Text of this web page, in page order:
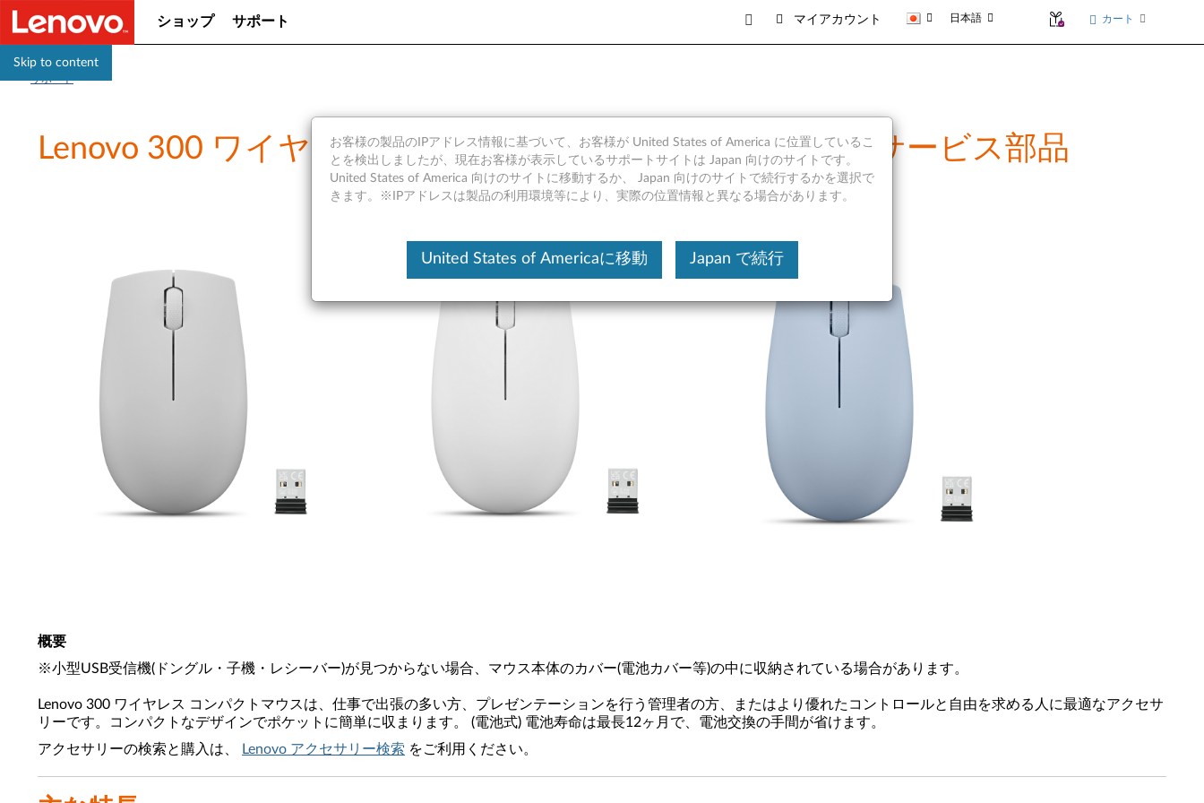
Skip to content
ショップ サポート マイアカウント 日本語 カート
サポート
Lenovo 300 ワイヤレス コンパクトマウス - 製品の概要とサービス部品
概要
※小型USB受信機(ドングル・子機・レシーバー)が見つからない場合、マウス本体のカバー(電池カバー等)の中に収納されている場合があります。
Lenovo 300 ワイヤレス コンパクトマウスは、仕事で出張の多い方、プレゼンテーションを行う管理者の方、またはより優れたコントロールと自由を求める人に最適なアクセサ
リーです。コンパクトなデザインでポケットに簡単に収まります。 (電池式) 電池寿命は最長12ヶ月で、電池交換の手間が省けます。
アクセサリーの検索と購入は、
Lenovo アクセサリー検索 をご利用ください。
お客様の製品のIPアドレス情報に基づいて、お客様が United States of America に位置しているこ
とを検出しましたが、現在お客様が表示しているサポートサイトは Japan 向けのサイトです。
United States of America 向けのサイトに移動するか、 Japan 向けのサイトで続行するかを選択で
きます。※IPアドレスは製品の利用環境等により、実際の位置情報と異なる場合があります。
United States of Americaに移動 Japan で続行